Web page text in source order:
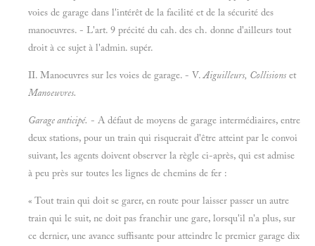
voies de garage dans l'intérêt de la facilité et de la sécurité des
manoeuvres. - L'art. 9 précité du cah. des ch. donne d'ailleurs tout
droit à ce sujet à l'admin. supér.
II. Manoeuvres sur les voies de garage. - V.Aiguilleurs, Collisions et
Manoeuvres.
Garage anticipé. - A défaut de moyens de garage intermédiaires, entre
deux stations, pour un train qui risquerait d'être atteint par le convoi
suivant, les agents doivent observer la règle ci-après, qui est admise
à peu près sur toutes les lignes de chemins de fer :
« Tout train qui doit se garer, en route pour laisser passer un autre
train qui le suit, ne doit pas franchir une gare, lorsqu'il n'a plus, sur
ce dernier, une avance suffisante pour atteindre le premier garage dix